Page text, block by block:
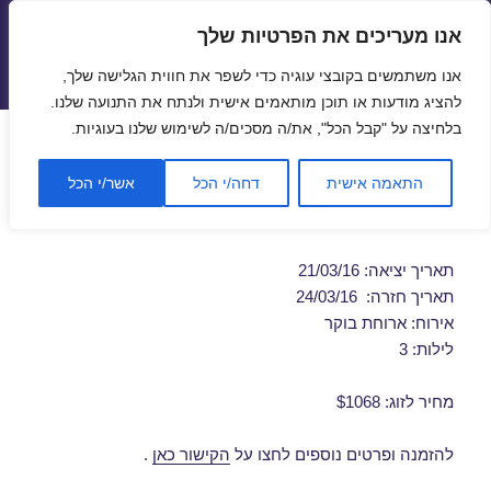
אנו מעריכים את הפרטיות שלך
אנו משתמשים בקובצי עוגיה כדי לשפר את חווית הגלישה שלך,
להציג מודעות או תוכן מותאמים אישית ולנתח את התנועה שלנו.
בלחיצה על "קבל הכל", את/ה מסכים/ה לשימוש שלנו בעוגיות.
התאמה אישית דחה/י הכל אשר/י הכל
תפריטים
ווידג'טים
חבילות נופש לברלין 21/03/2016
תאריך יציאה: 21/03/16
תאריך חזרה: 24/03/16
אירוח: ארוחת בוקר
לילות: 3
מחיר לזוג: $1068
להזמנה ופרטים נוספים לחצו על הקישור כאן .